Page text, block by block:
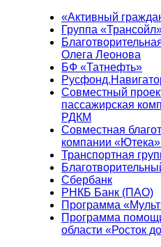
«Активный
Группа
Олега Леонова
БФ «Татнефть»
Совместный
пассажирская
РДКМ
Совместная
компании
Транспортная
Сбербанк
РНКБ Банк (ПАО)
Программа
Программа
области «Росток